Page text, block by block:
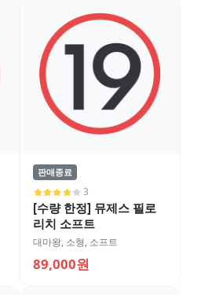
판매종료
3
[수량 한정] 뮤제스 필로
리치 소프트
대마왕, 소형, 소프트
89,000원